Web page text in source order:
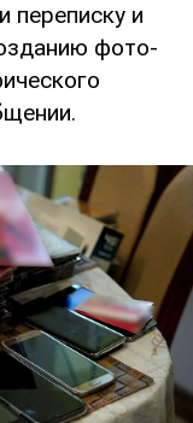
переписку и
фото-